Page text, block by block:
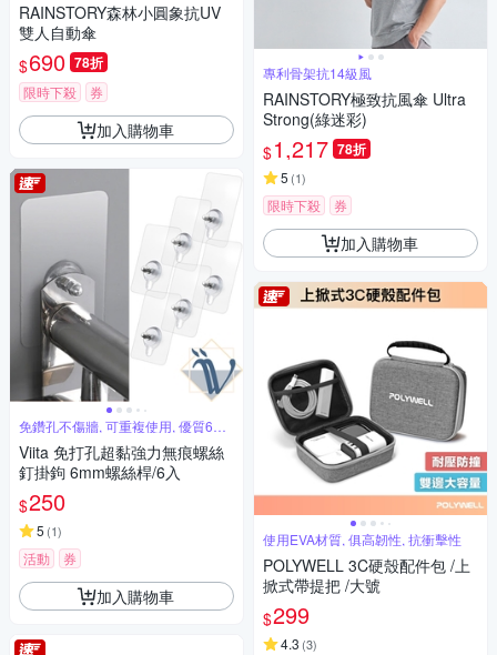
RAINSTORY森林小圓象抗UV
雙人自動傘
$690 78折
限時下殺 券
加入購物車
免鑽孔不傷牆, 可重複使用, 優質6入
組
Viita 免打孔超黏強力無痕螺絲
釘掛鉤 6mm螺絲桿/6入
$250
5 (1)
活動 券
加入購物車
專利骨架抗14級風
RAINSTORY極致抗風傘 Ultra
Strong(綠迷彩)
$1,217 78折
5 (1)
限時下殺 券
加入購物車
使用EVA材質, 俱高韌性, 抗衝擊性
POLYWELL 3C硬殼配件包 /上
掀式帶提把 /大號
$299
4.3 (3)